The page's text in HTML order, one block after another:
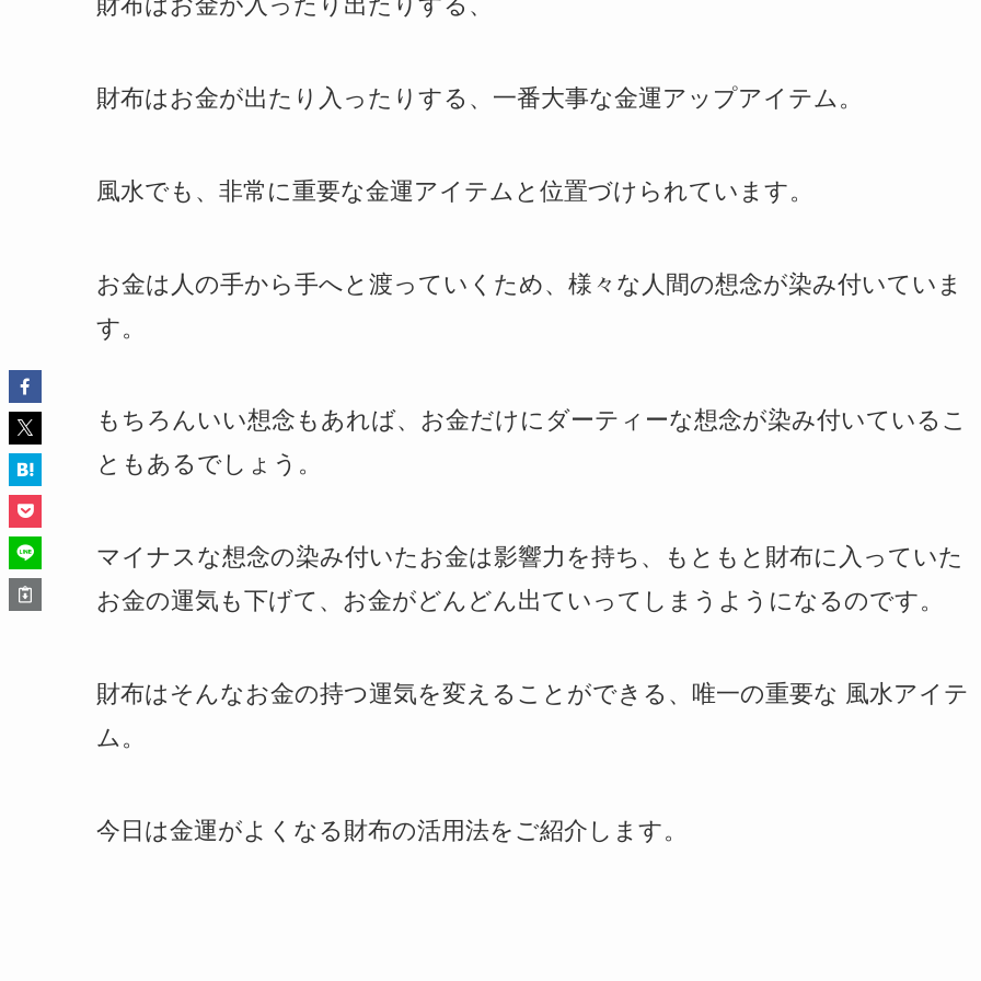
財布はお金が出たり入ったりする、一番大事な金運アップアイテム。
風水でも、非常に重要な金運アイテムと位置づけられています。
お金は人の手から手へと渡っていくため、様々な人間の想念が染み付いていま
す。
もちろんいい想念もあれば、お金だけにダーティーな想念が染み付いているこ
ともあるでしょう。
マイナスな想念の染み付いたお金は影響力を持ち、もともと財布に入っていた
お金の運気も下げて、お金がどんどん出ていってしまうようになるのです。
財布はそんなお金の持つ運気を変えることができる、唯一の重要な 風水アイテ
ム。
今日は金運がよくなる財布の活用法をご紹介します。